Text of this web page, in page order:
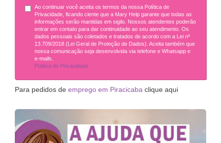
Ao continuar você aceita os termos da nossa Política de
Privacidade, ficando ciente que a Mary Help garante que todas as
informações serão mantidas em sigilo. Nossos atendentes poderão
entrar em contato para dar continuidade ao seu atendimento. Os
dados pessoais são coletados e tratados de acordo com a Lei nº
13.709/2018 (Lei Geral de Proteção de Dados). Aceita também que
nossa comunicação seja desenvolvida via telefone e Whatsapp e
e-mails.
Politica de Privacidade
Para pedidos de emprego em Piracicaba clique aqui